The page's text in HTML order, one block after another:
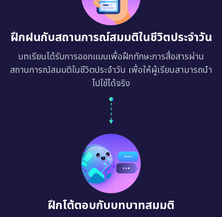
ฝึกฝนกับสถานการณ์สมมติในชีวิตประจำวัน
บทเรียนได้รับการออกแบบเพื่อฝึกทักษะการสื่อสารผ่าน
สถานการณ์สมมติในชีวิตประจำวัน เพื่อให้ผู้เรียนสามารถนำ
ไปใช้ได้จริง
ฝึกโต้ตอบกับบทบาทสมมติ